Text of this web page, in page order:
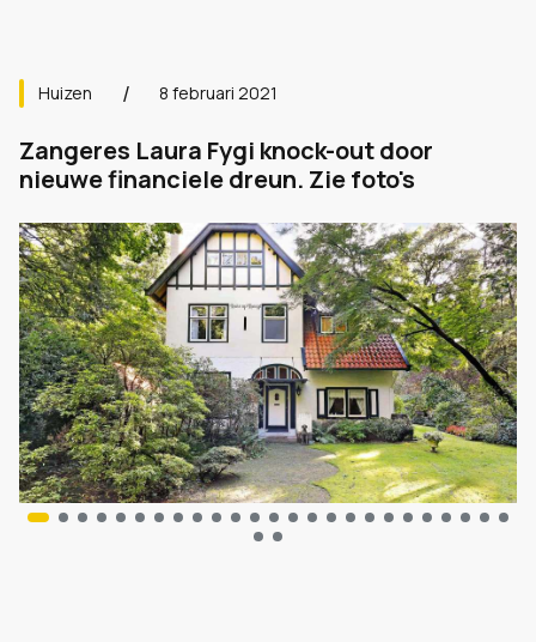
Huizen 8 februari 2021
Zangeres Laura Fygi knock-out door
nieuwe financiele dreun. Zie foto's